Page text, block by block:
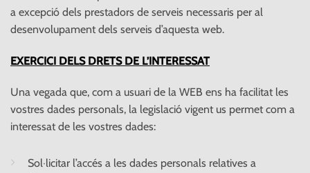
a excepció dels prestadors de serveis necessaris per al
desenvolupament dels serveis d’aquesta web.
EXERCICI DELS DRETS DE L’INTERESSAT
Una vegada que, com a usuari de la WEB ens ha facilitat les
vostres dades personals, la legislació vigent us permet com a
interessat de les vostres dades:
Sol·licitar l’accés a les dades personals relatives a